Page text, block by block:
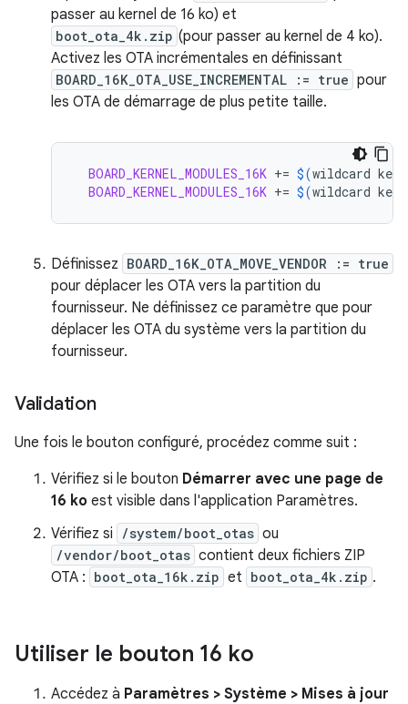
passer au kernel de 16 ko) et
boot_ota_4k.zip (pour passer au kernel de 4 ko).
Activez les OTA incrémentales en définissant
BOARD_16K_OTA_USE_INCREMENTAL := true pour
les OTA de démarrage de plus petite taille.
BOARD_KERNEL_MODULES_16K += $(wildcard
BOARD_KERNEL_MODULES_16K += $(wildcard
Définissez BOARD_16K_OTA_MOVE_VENDOR := true
pour déplacer les OTA vers la partition du
fournisseur. Ne définissez ce paramètre que pour
déplacer les OTA du système vers la partition du
fournisseur.
Validation
Une fois le bouton configuré, procédez comme suit :
Vérifiez si le bouton Démarrer avec une page de
16 ko est visible dans l'application Paramètres.
Vérifiez si
/system/boot_otas ou
/vendor/boot_otas contient deux fichiers ZIP
OTA : boot_ota_16k.zip et boot_ota_4k.zip .
Utiliser le bouton 16 ko
Accédez à Paramètres > Système > Mises à jour